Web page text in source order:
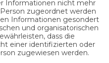
Informationen nicht mehr
zugeordnet werden
Informationen gesondert
und organisatorischen
dass die
einer identifizierten oder
zugewiesen werden.